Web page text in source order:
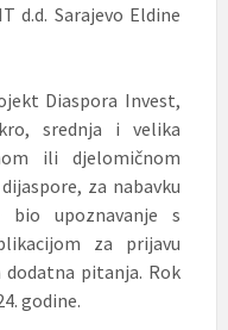
d.d. Sarajevo Eldine
Diaspora Invest,
srednja i velika
ili djelomičnom
za nabavku
upoznavanje s
za prijavu
pitanja. Rok
godine.